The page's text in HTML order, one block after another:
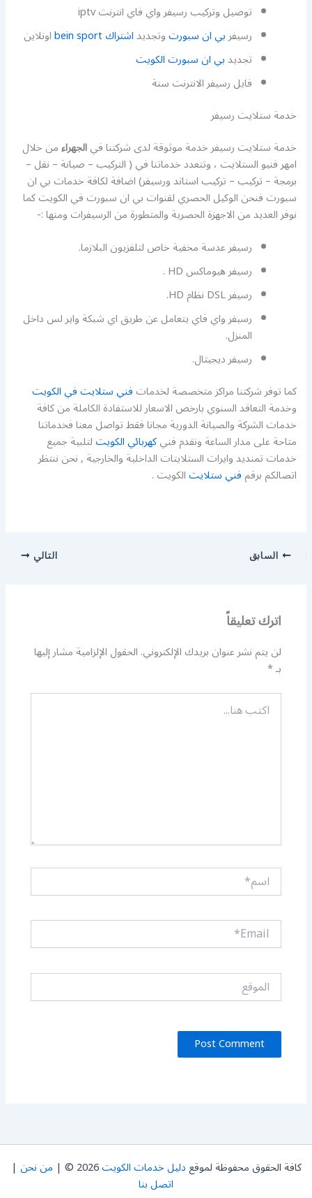
توصيل وتركيب رسيفر واي فاي انترنت iptv
رسيفربي ان سبورتوتجديداشتراك bein sport
اونلاين
تجديدبي ان سبورت الكويت
فايل رسيفر الانترنت سنة
خدمة ستلايت رسيفر
خدمة ستلايت رسيفر خدمة موثوقة لدى شركتنا فيالجهراءمن خلال
امهر فنيو الستلايت ، وتتعدد خدماتنا في ( التركيب – صيانة – نقل –
برمجة – تركيب – تركيب استاند ورسيفر) اضافة لكافة خدمات بي ان
سبورت فنحن الوكيل الحصري لقنوات بي ان سبورت في الكويت كما
نوفر العديد من الاجهزة الحصرية والمتطورة من الرسيفرات ومنها :-
رسيفر عدسة مخفية خاص لتلفزيون البلازما.
رسيفر هيوماكس HD .
رسيفر DSL نظام HD.
رسيفر واي فاي يتعامل عن طريق اي شبكة واير لس داخل
المنزل.
رسيفر ديجيتال.
كما توفر شركتنا مراكز متخصصة لخدماتفني ستلايت في الكويت
وخدمة التعاقد السنوي بارخص الاسعار للاستفادة الكاملة من كافة
خدمات الشركة والصيانة الدورية مجانا فقط تواصل معنا فخدماتنا
متاحة على مدار الساعة ونقدم فنيكهربائي الكويتلتلبية جميع
خدمات تمنديد وايرات الستلايتات الداخلية والخارجية , نحن ننتظر
اتصالكم برقمفني ستلايتالكويت .
السابق التالي
اترك تعليقاً
لن يتم نشر عنوان بريدك الإلكتروني.الحقول الإلزامية مشار إليها
بـ*
اكتب
هنا...
اسم*
Email*
الموقع
كافة الحقوق محفوظة لموقعدليل خدمات الكويت2026 © | من نحن |
اتصل بنا